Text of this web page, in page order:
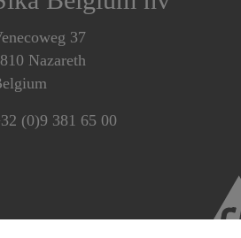
37
Nazareth
(0)9 381 65 00